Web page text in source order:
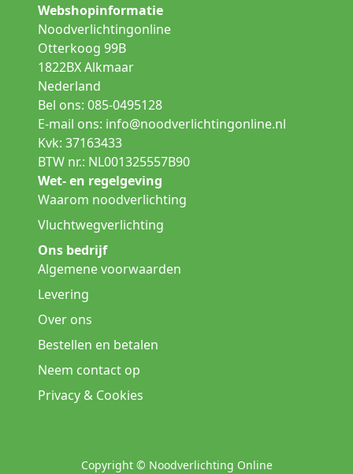
Webshopinformatie
Noodverlichtingonline
Otterkoog 99B
1822BX Alkmaar
Nederland
Bel ons: 085-0495128
E-mail ons: info@noodverlichtingonline.nl
Kvk: 37163433
BTW nr.: NL001325557B90
Wet- en regelgeving
Waarom noodverlichting
Vluchtwegverlichting
Ons bedrijf
Algemene voorwaarden
Levering
Over ons
Bestellen en betalen
Neem contact op
Privacy & Cookies
Copyright © Noodverlichting Online